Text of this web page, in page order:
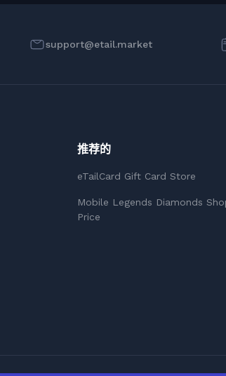
support@etail.market
推荐的
eTailCard Gift Card Store
Mobile Legends Diamonds
Price